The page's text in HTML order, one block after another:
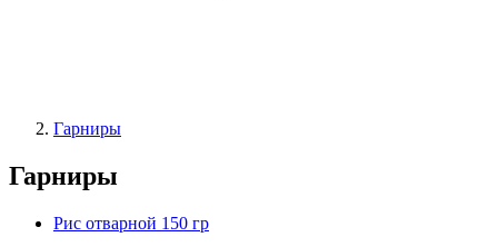
Гарниры
Гарниры
Рис отварной 150 гр